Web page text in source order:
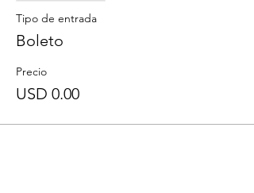
Tipo de entrada
Boleto
Precio
USD 0.00